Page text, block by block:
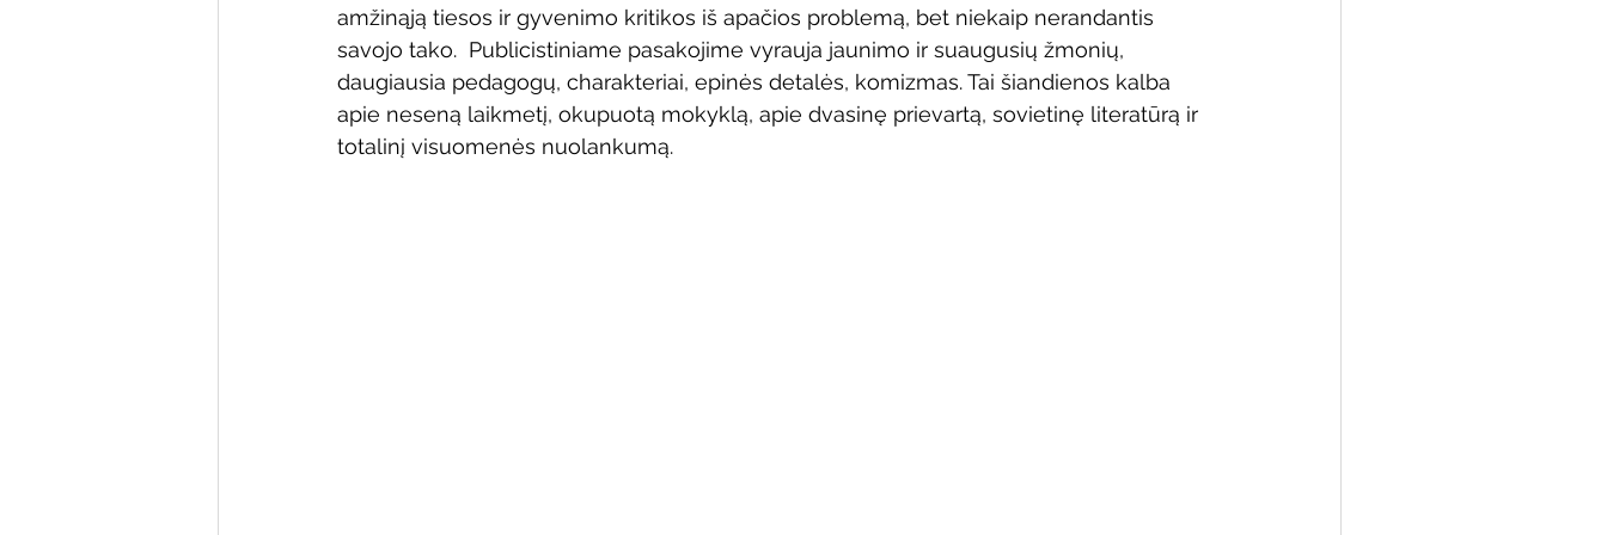
Varėnos bibliotekos renginiai Vaikų ir jaunimo renginiai Kaimo bibliotekų renginiai
Poezijos pavasarėlis Ežio dvaras Gyvieji archyvai Žymios datos Mobilioji biblioteka
amžinąją tiesos ir gyvenimo kritikos iš apačios problemą, bet niekaip nerandantis
savojo tako.  Publicistiniame pasakojime vyrauja jaunimo ir suaugusių žmonių,
daugiausia pedagogų, charakteriai, epinės detalės, komizmas. Tai šiandienos kalba
apie neseną laikmetį, okupuotą mokyklą, apie dvasinę prievartą, sovietinę literatūrą ir
totalinį visuomenės nuolankumą.